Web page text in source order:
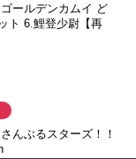
ールデンカムイ ど
ト 6.鯉登少尉【再
んぶるスターズ！！